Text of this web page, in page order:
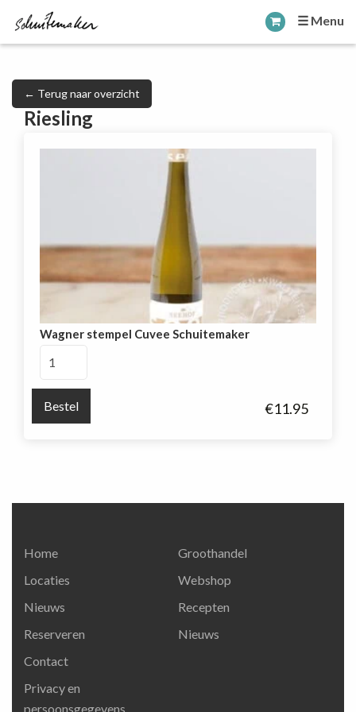
☰ Menu
← Terug naar overzicht
Riesling
Wagner stempel Cuvee Schuitemaker
€11.95
Schuitemaker
Bestel
Home
Locaties
Nieuws
Reserveren
Contact
Privacy en
persoonsgegevens
Groothandel
Webshop
Recepten
Nieuws